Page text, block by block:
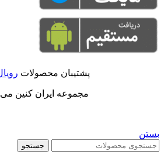
پشتیبان محصولات
مجموعه ایران کنین
بستن
جستجو